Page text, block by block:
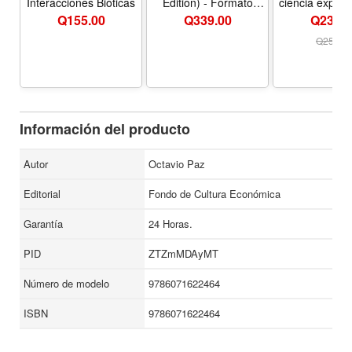
Q155.00
Paperback
Q339.00
mentes
Questions
You Awake
Q254.00
Información del producto
Autor
Octavio Paz
Editorial
Fondo de Cultura Económica
Garantía
24 Horas.
PID
ZTZmMDAyMT
Número de modelo
9786071622464
ISBN
9786071622464